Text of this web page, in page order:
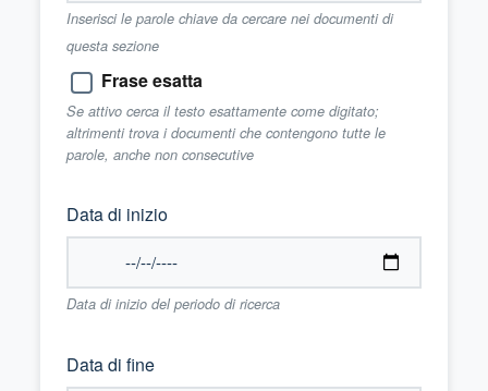
Inserisci le parole chiave da cercare nei documenti di
questa sezione
Frase esatta
Se attivo cerca il testo esattamente come digitato;
altrimenti trova i documenti che contengono tutte le
parole, anche non consecutive
Data di inizio
Data di inizio del periodo di ricerca
Data di fine